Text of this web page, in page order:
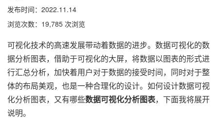
发布时间：2022.11.14
浏览次数：19,785 次浏览
可视化技术的高速发展带动着数据的进步。数据可视化的数
据分析图表，借助于可视化的大屏，将数据以图表的形式进
行汇总分析，加快着用户对于数据的接受时间，同时对于整
体的布局美观，也是一种合理化的设计。如何设计数据可视
化分析图表，又有哪些数据可视化分析图表，下面我将展开
说明。